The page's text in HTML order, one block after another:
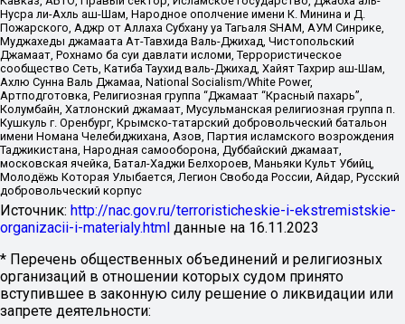
Нусра ли-Ахль аш-Шам, Народное ополчение имени К. Минина и Д.
Пожарского, Аджр от Аллаха Субхану уа Тагьаля SHAM, АУМ Синрике,
Муджахеды джамаата Ат-Тавхида Валь-Джихад, Чистопольский
Джамаат, Рохнамо ба суи давлати исломи, Террористическое
сообщество Сеть, Катиба Таухид валь-Джихад, Хайят Тахрир аш-Шам,
Ахлю Сунна Валь Джамаа, National Socialism/White Power,
Артподготовка, Религиозная группа “Джамаат “Красный пахарь”,
Колумбайн, Хатлонский джамаат, Мусульманская религиозная группа п.
Кушкуль г. Оренбург, Крымско-татарский добровольческий батальон
имени Номана Челебиджихана, Азов, Партия исламского возрождения
Таджикистана, Народная самооборона, Дуббайский джамаат,
московская ячейка, Батал-Хаджи Белхороев, Маньяки Культ Убийц,
Молодёжь Которая Улыбается, Легион Свобода России, Айдар, Русский
добровольческий корпус
Источник: http://nac.gov.ru/terroristicheskie-i-ekstremistskie-
organizacii-i-materialy.html данные на 16.11.2023
* Перечень общественных объединений и религиозных
организаций в отношении которых судом принято
вступившее в законную силу решение о ликвидации или
запрете деятельности: